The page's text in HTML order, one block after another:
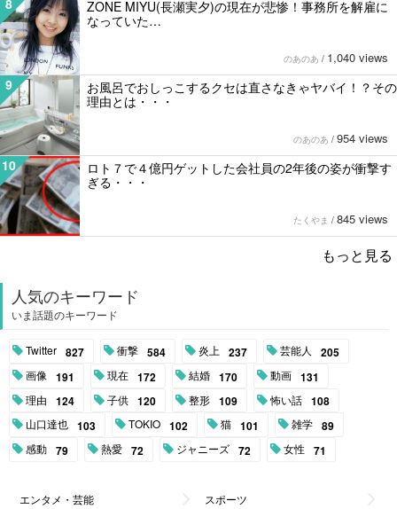
ZONE MIYU(長瀬実夕)の現在が悲惨！事務所を解雇に
なっていた…
のあのあ / 1,040 views
9
お風呂でおしっこするクセは直さなきゃヤバイ！？その
理由とは・・・
のあのあ / 954 views
10
ロト７で４億円ゲットした会社員の2年後の姿が衝撃す
ぎる・・・
たくやま / 845 views
もっと見る
人気のキーワード
いま話題のキーワード
Twitter 827 衝撃 584 炎上 237 芸能人 205
画像 191 現在 172 結婚 170 動画 131
理由 124 子供 120 整形 109 怖い話 108
山口達也 103 TOKIO 102 猫 101 雑学 89
感動 79 熱愛 72 ジャニーズ 72 女性 71
エンタメ・芸能 スポーツ